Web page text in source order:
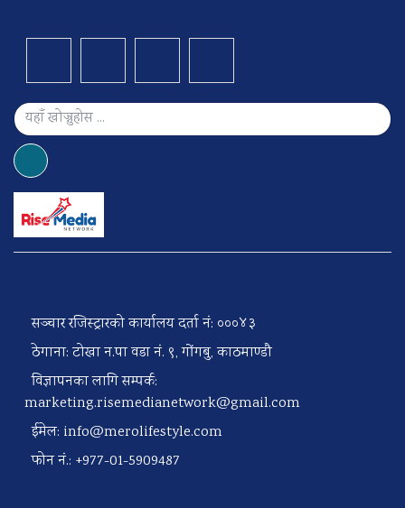
सञ्चार रजिस्ट्रारको कार्यालय दर्ता नं: ०००४३
ठेगाना: टोखा न.पा वडा नं. ९, गोंगबु, काठमाण्डौ
विज्ञापनका लागि सम्पर्क:
marketing.risemedianetwork@gmail.com
ईमेल: info@merolifestyle.com
फोन नं.: +977-01-5909487